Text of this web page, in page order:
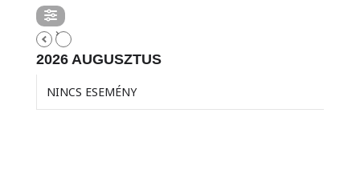
2026 AUGUSZTUS
NINCS ESEMÉNY